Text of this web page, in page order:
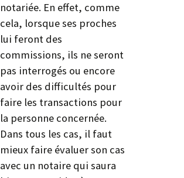
notariée. En effet, comme
cela, lorsque ses proches
lui feront des
commissions, ils ne seront
pas interrogés ou encore
avoir des difficultés pour
faire les transactions pour
la personne concernée.
Dans tous les cas, il faut
mieux faire évaluer son cas
avec un notaire qui saura